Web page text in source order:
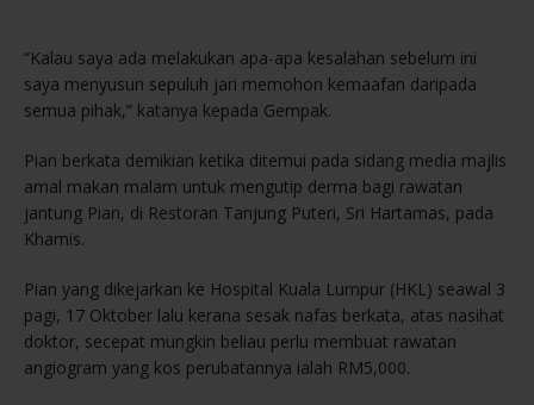
“Kalau saya ada melakukan apa-apa kesalahan sebelum ini
saya menyusun sepuluh jari memohon kemaafan daripada
semua pihak,” katanya kepada Gempak.
Pian berkata demikian ketika ditemui pada sidang media majlis
amal makan malam untuk mengutip derma bagi rawatan
jantung Pian, di Restoran Tanjung Puteri, Sri Hartamas, pada
Khamis.
Pian yang dikejarkan ke Hospital Kuala Lumpur (HKL) seawal 3
pagi, 17 Oktober lalu kerana sesak nafas berkata, atas nasihat
doktor, secepat mungkin beliau perlu membuat rawatan
angiogram yang kos perubatannya ialah RM5,000.